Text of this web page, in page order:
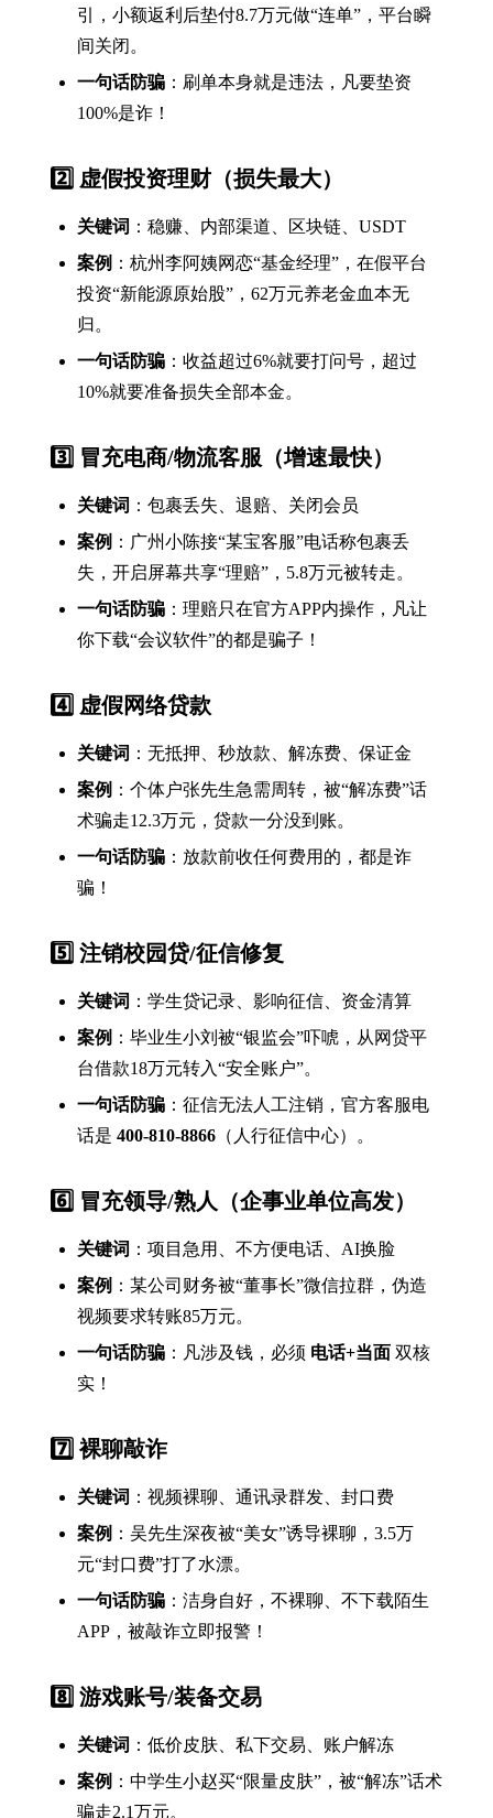
引，小额返利后垫付8.7万元做“连单”，平台瞬
间关闭。
一句话防骗 ：刷单本身就是违法，凡要垫资
100%是诈！
2️⃣ 虚假投资理财（损失最大）
关键词 ：稳赚、内部渠道、区块链、USDT
案例 ：杭州李阿姨网恋“基金经理”，在假平台
投资“新能源原始股”，62万元养老金血本无
归。
一句话防骗 ：收益超过6%就要打问号，超过
10%就要准备损失全部本金。
3️⃣ 冒充电商/物流客服（增速最快）
关键词 ：包裹丢失、退赔、关闭会员
案例 ：广州小陈接“某宝客服”电话称包裹丢
失，开启屏幕共享“理赔”，5.8万元被转走。
一句话防骗 ：理赔只在官方APP内操作，凡让
你下载“会议软件”的都是骗子！
4️⃣ 虚假网络贷款
关键词 ：无抵押、秒放款、解冻费、保证金
案例 ：个体户张先生急需周转，被“解冻费”话
术骗走12.3万元，贷款一分没到账。
一句话防骗 ：放款前收任何费用的，都是诈
骗！
5️⃣ 注销校园贷/征信修复
关键词 ：学生贷记录、影响征信、资金清算
案例 ：毕业生小刘被“银监会”吓唬，从网贷平
台借款18万元转入“安全账户”。
一句话防骗 ：征信无法人工注销，官方客服电
话是 400-810-8866 （人行征信中心）。
6️⃣ 冒充领导/熟人（企事业单位高发）
关键词 ：项目急用、不方便电话、AI换脸
案例 ：某公司财务被“董事长”微信拉群，伪造
视频要求转账85万元。
一句话防骗 ：凡涉及钱，必须 电话+当面 双核
实！
7️⃣ 裸聊敲诈
关键词 ：视频裸聊、通讯录群发、封口费
案例 ：吴先生深夜被“美女”诱导裸聊，3.5万
元“封口费”打了水漂。
一句话防骗 ：洁身自好，不裸聊、不下载陌生
APP，被敲诈立即报警！
8️⃣ 游戏账号/装备交易
关键词 ：低价皮肤、私下交易、账户解冻
案例 ：中学生小赵买“限量皮肤”，被“解冻”话术
骗走2.1万元。